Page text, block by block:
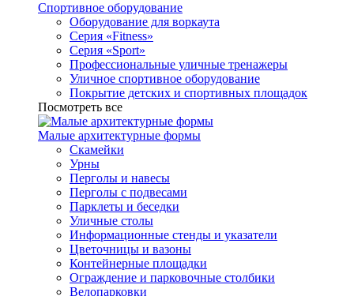
Спортивное оборудование
Оборудование для воркаута
Серия «Fitness»
Серия «Sport»
Профессиональные уличные тренажеры
Уличное спортивное оборудование
Покрытие детских и спортивных площадок
Посмотреть все
Малые архитектурные формы
Скамейки
Урны
Перголы и навесы
Перголы с подвесами
Парклеты и беседки
Уличные столы
Информационные стенды и указатели
Цветочницы и вазоны
Контейнерные площадки
Ограждение и парковочные столбики
Велопарковки